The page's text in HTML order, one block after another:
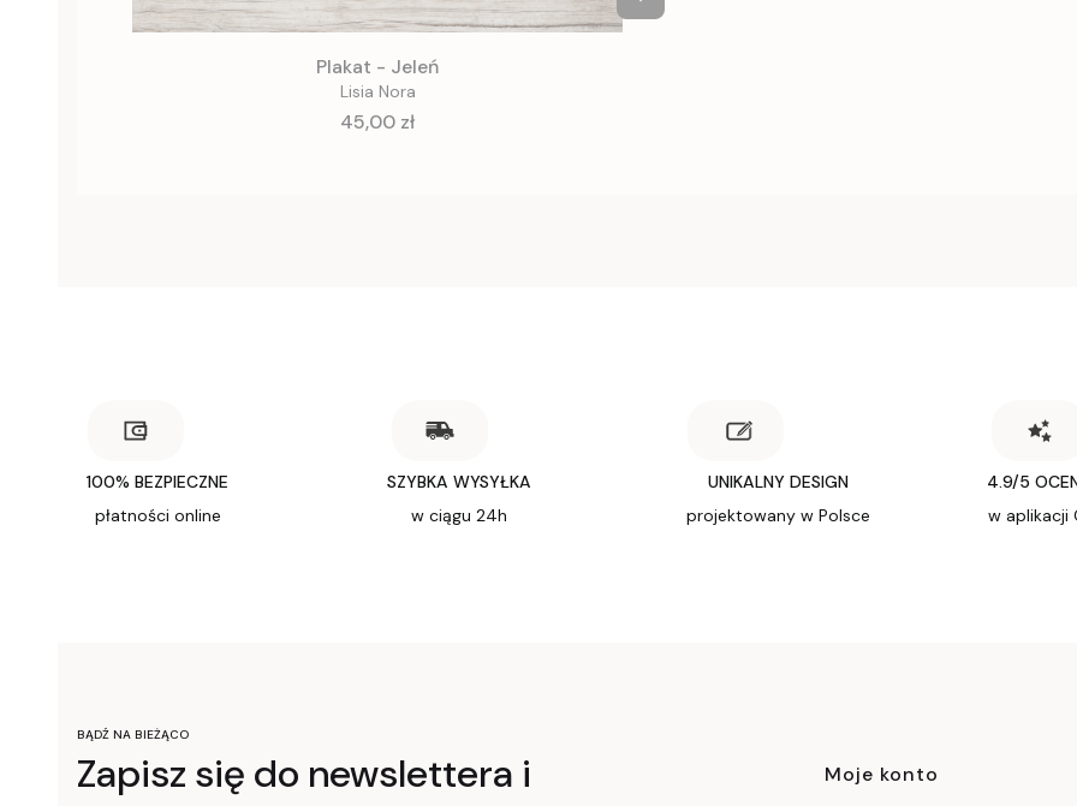
Plakat - Jeleń
Lisia Nora
Cena
45,00 zł
100% BEZPIECZNE
płatności online
SZYBKA WYSYŁKA
w ciągu 24h
UNIKALNY DESIGN
projektowany w Polsce
4.9/5
w aplikacji
BĄDŹ NA BIEŻĄCO
Zapisz się do newslettera i
Linki w
Moje konto